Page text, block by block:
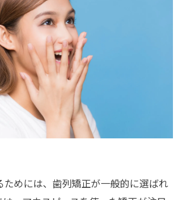
ためには、歯列矯正が一般的に選ばれ